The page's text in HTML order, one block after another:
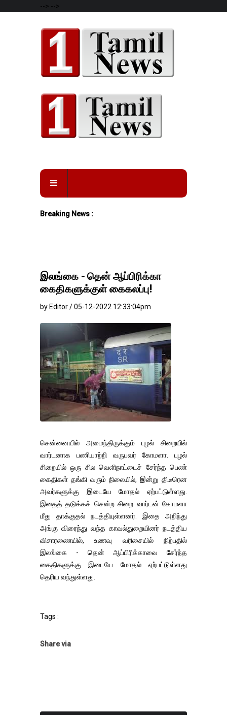
--> -->
Breaking News :
இலங்கை - தென் ஆப்பிரிக்கா
கைதிகளுக்குள் கைகலப்பு!
by Editor / 05-12-2022 12:33:04pm
சென்னையில் அமைந்திருக்கும் புழல் சிறையில்
வார்டனாக பணியாற்றி வருபவர் கோமளா. புழல்
சிறையில் ஒரு சில வெளிநாட்டைச் சேர்ந்த பெண்
கைதிகள் தங்கி வரும் நிலையில், இன்று திடீரென
அவர்களுக்கு இடையே மோதல் ஏற்பட்டுள்ளது.
இதைத் தடுக்கச் சென்ற சிறை வார்டன் கோமளா
மீது தாக்குதல் நடத்தியுள்ளனர். இதை அறிந்து
அங்கு விரைந்து வந்த காவல்துறையினர் நடத்திய
விசாரணையில், உணவு வரிசையில் நிற்பதில்
இலங்கை - தென் ஆப்பிரிக்காவை சேர்ந்த
கைதிகளுக்கு இடையே மோதல் ஏற்பட்டுள்ளது
தெரிய வந்துள்ளது.
Tags :
Share via